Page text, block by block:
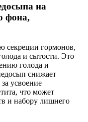
на
фона,
секреции гормонов,
и сытости. Это
голода и
снижает
усвоение
что может
и набору лишнего